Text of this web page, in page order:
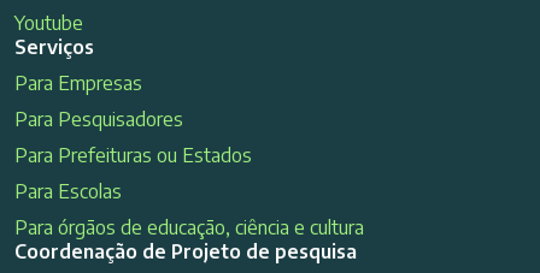
Youtube
Serviços
Para Empresas
Para Pesquisadores
Para Prefeituras ou Estados
Para Escolas
Para órgãos de educação, ciência e cultura
Coordenação de Projeto de pesquisa